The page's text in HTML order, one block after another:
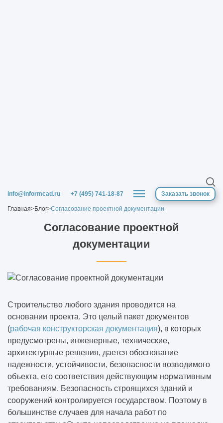
info@informcad.ru +7 (495) 741-18-87 Заказать звонок
Главная>Блог>Согласование проектной документации
Согласование проектной
документации
Строительство любого здания проводится на
основании проекта. Это целый пакет документов
(рабочая конструкторская документация), в которых
предусмотрены, инженерные, технические,
архитектурные решения, дается обоснование
надежности, устойчивости, безопасности возводимого
объекта, его соответствия действующим нормативным
требованиям. Безопасность строящихся зданий и
сооружений контролируется государством. Поэтому в
большинстве случаев для начала работ по